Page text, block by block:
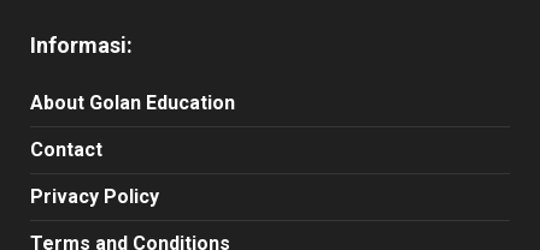
Informasi:
About Golan Education
Contact
Privacy Policy
Terms and Conditions